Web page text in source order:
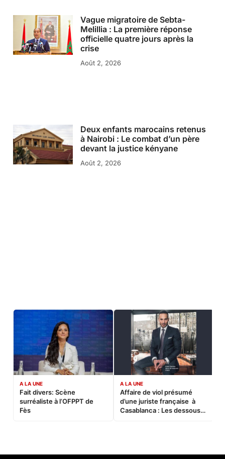
Vague migratoire de Sebta-
Melillia : La première réponse
officielle quatre jours après la
crise
Août 2, 2026
Deux enfants marocains retenus
à Nairobi : Le combat d’un père
devant la justice kényane
Août 2, 2026
A LA UNE
Fait divers: Scène
surréaliste à l’OFPPT de
Fès
A LA UNE
Affaire de viol présumé
d’une juriste française à
Casablanca : Les dessous